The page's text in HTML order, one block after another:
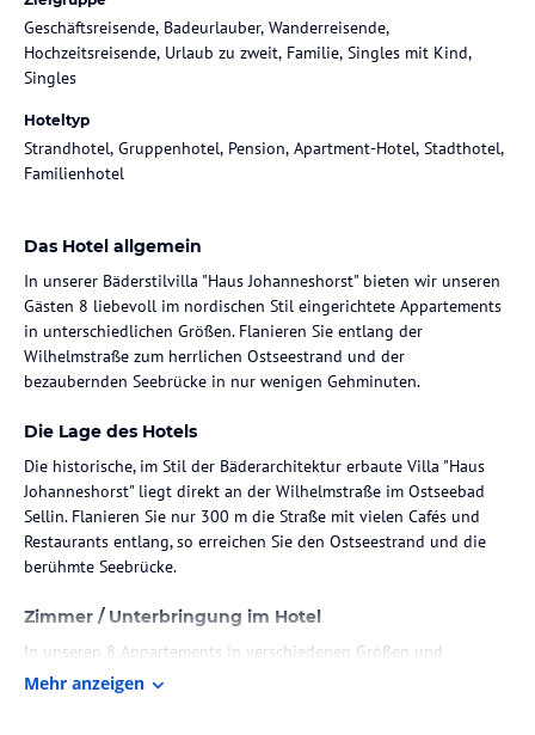
Geschäftsreisende, Badeurlauber, Wanderreisende,
Hochzeitsreisende, Urlaub zu zweit, Familie, Singles mit Kind,
Singles
Hoteltyp
Strandhotel, Gruppenhotel, Pension, Apartment-Hotel, Stadthotel,
Familienhotel
Das Hotel allgemein
In unserer Bäderstilvilla "Haus Johanneshorst" bieten wir unseren
Gästen 8 liebevoll im nordischen Stil eingerichtete Appartements
in unterschiedlichen Größen. Flanieren Sie entlang der
Wilhelmstraße zum herrlichen Ostseestrand und der
bezaubernden Seebrücke in nur wenigen Gehminuten.
Die Lage des Hotels
Die historische, im Stil der Bäderarchitektur erbaute Villa "Haus
Johanneshorst" liegt direkt an der Wilhelmstraße im Ostseebad
Sellin. Flanieren Sie nur 300 m die Straße mit vielen Cafés und
Restaurants entlang, so erreichen Sie den Ostseestrand und die
berühmte Seebrücke.
Zimmer / Unterbringung im Hotel
In unseren 8 Appartements in verschiedenen Größen und
Ausstattungen finden jeweils 1 bis 4 Gäste eine gemütliche
Mehr anzeigen